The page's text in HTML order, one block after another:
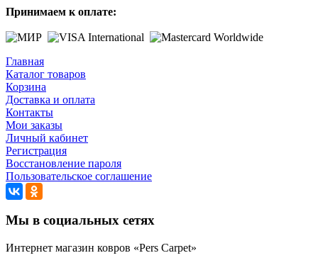
Принимаем к оплате:
Главная
Каталог товаров
Корзина
Доставка и оплата
Контакты
Мои заказы
Личный кабинет
Регистрация
Восстановление пароля
Пользовательское соглашение
Мы в социальных сетях
Интернет магазин ковров «Pers Carpet»